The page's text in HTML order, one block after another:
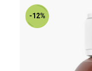
-12%